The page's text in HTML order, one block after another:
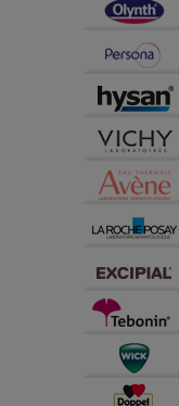
Seite an
(z.B.
Cookies
unser Partnerprogramm
Hierüber lassen
die Art und Weise der
sammeln, mit deren
Sie optimieren
aber auch die
dass Daten hierfür